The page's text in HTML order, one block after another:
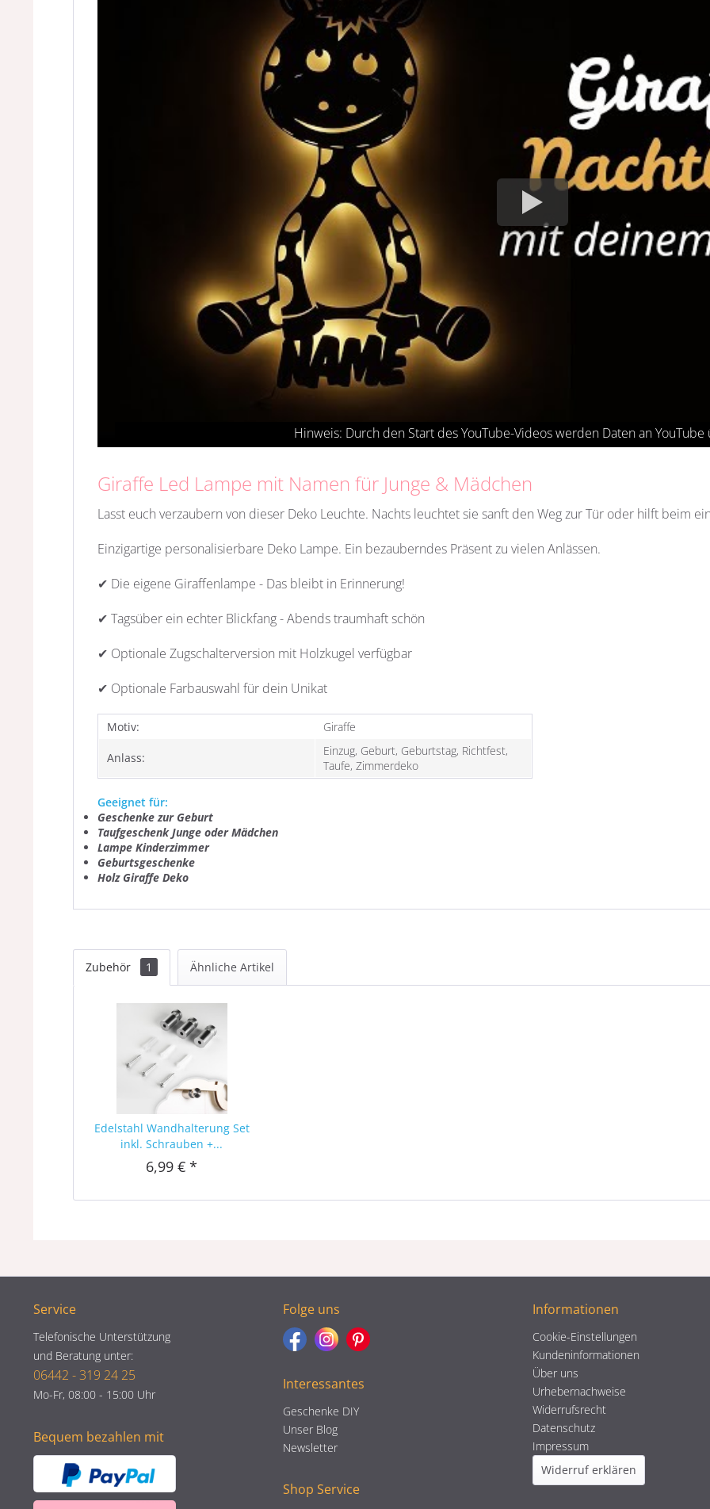
Giraffe Led Lampe mit Namen für Junge & Mädchen
Lasst euch verzaubern von dieser Deko Leuchte. Nachts leuchtet sie sanft den Weg zur Tür oder hilft beim
Einzigartige personalisierbare Deko Lampe. Ein bezauberndes Präsent zu vielen Anlässen.
✔ Die eigene Giraffenlampe - Das bleibt in Erinnerung!
✔ Tagsüber ein echter Blickfang - Abends traumhaft schön
✔ Optionale Zugschalterversion mit Holzkugel verfügbar
✔ Optionale Farbauswahl für dein Unikat
Motiv: Giraffe
Anlass:
Einzug, Geburt, Geburtstag, Richtfest,
Taufe, Zimmerdeko
Geeignet für:
Geschenke zur Geburt
Taufgeschenk Junge oder Mädchen
Lampe Kinderzimmer
Geburtsgeschenke
Holz Giraffe Deko
Zubehör 1 Ähnliche Artikel
Edelstahl Wandhalterung Set
inkl. Schrauben +...
6,99 € *
Service
Telefonische Unterstützung
und Beratung unter:
06442 - 319 24 25
Mo-Fr, 08:00 - 15:00 Uhr
Bequem bezahlen mit
Folge uns
Interessantes
Geschenke DIY
Unser Blog
Newsletter
Shop Service
Informationen
Cookie-Einstellungen
Kundeninformationen
Über uns
Urhebernachweise
Widerrufsrecht
Datenschutz
Impressum
Widerruf erklären